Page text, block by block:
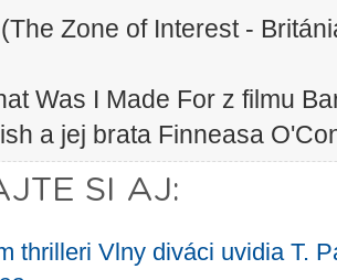
Zone of Interest -
Was I Made For z filmu
a jej brata Finneasa
SI AJ:
thrilleri Vlny diváci uvidia T.